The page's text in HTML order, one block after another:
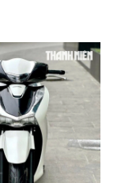
cáo
Chính sách bảo